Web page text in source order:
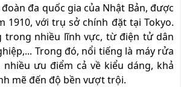
đa quốc gia của Nhật Bản, được
1910, với trụ sở chính đặt tại Tokyo.
trong nhiều lĩnh vực, từ điện tử dân
Trong đó, nổi tiếng là máy rửa
ưu điểm cả về kiểu dáng, khả
mẽ đến độ bền vượt trội.